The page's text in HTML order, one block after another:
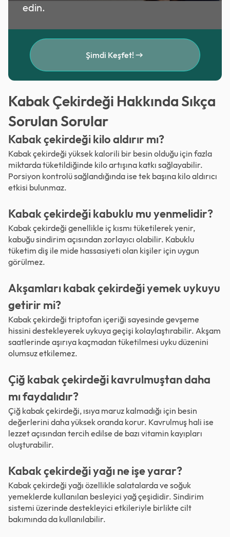
edin.
Şimdi Keşfet!
Kabak Çekirdeği Hakkında Sıkça
Sorulan Sorular
Kabak çekirdeği kilo aldırır mı?
Kabak çekirdeği yüksek kalorili bir besin olduğu için fazla
miktarda tüketildiğinde kilo artışına katkı sağlayabilir.
Porsiyon kontrolü sağlandığında ise tek başına kilo aldırıcı
etkisi bulunmaz.
Kabak çekirdeği kabuklu mu yenmelidir?
Kabak çekirdeği genellikle iç kısmı tüketilerek yenir,
kabuğu sindirim açısından zorlayıcı olabilir. Kabuklu
tüketim diş ile mide hassasiyeti olan kişiler için uygun
görülmez.
Akşamları kabak çekirdeği yemek uykuyu
getirir mi?
Kabak çekirdeği triptofan içeriği sayesinde gevşeme
hissini destekleyerek uykuya geçişi kolaylaştırabilir. Akşam
saatlerinde aşırıya kaçmadan tüketilmesi uyku düzenini
olumsuz etkilemez.
Çiğ kabak çekirdeği kavrulmuştan daha
mı faydalıdır?
Çiğ kabak çekirdeği, ısıya maruz kalmadığı için besin
değerlerini daha yüksek oranda korur. Kavrulmuş hali ise
lezzet açısından tercih edilse de bazı vitamin kayıpları
oluşturabilir.
Kabak çekirdeği yağı ne işe yarar?
Kabak çekirdeği yağı özellikle salatalarda ve soğuk
yemeklerde kullanılan besleyici yağ çeşididir. Sindirim
sistemi üzerinde destekleyici etkileriyle birlikte cilt
bakımında da kullanılabilir.